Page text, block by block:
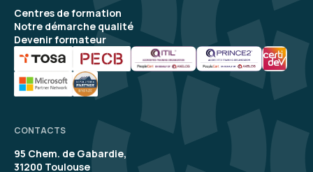
Centres de formation
Notre démarche qualité
Devenir formateur
CONTACTS
95 Chem. de Gabardie,
31200 Toulouse